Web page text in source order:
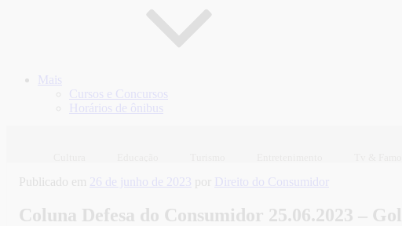
Mais
Cursos e Concursos
Horários de ônibus
Publicado em 26 de junho de 2023 por Direito do Consumidor
Coluna Defesa do Consumidor 25.06.2023 –